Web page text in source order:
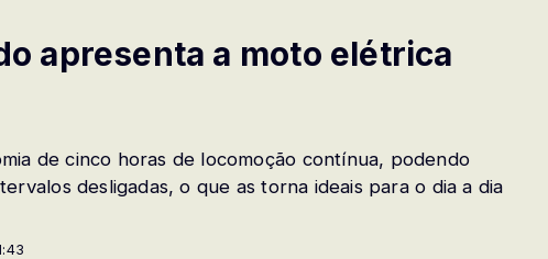
apresenta a moto elétrica
de cinco horas de locomoção contínua, podendo
desligadas, o que as torna ideais para o dia a dia